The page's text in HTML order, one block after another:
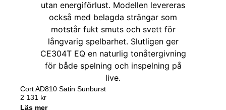
Cort AD810 Satin Sunburst
2 131 kr
Läs mer